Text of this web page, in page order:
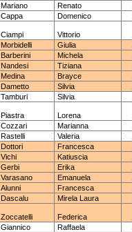
Mariano Renato
Cappa Domenico
Ciampi Vittorio
Morbidelli Giulia
Barberini Michela
Nandesi Tiziana
Medina Brayce
Dametto Silvia
Tamburi Silvia
Piastra Lorena
Cozzari Marianna
Rastelli Valeria
Dottori Francesca
Vichi Katiuscia
Gerbi Erika
Varasano Emanuela
Alunni Francesca
Dascalu Mirela Laura
Zoccatelli Federica
Giannico Raffaela